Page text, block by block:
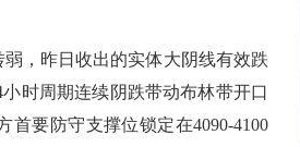
，昨日收出的实体大阴线有效跌
时周期连续阴跌带动布林带开口
要防守支撑位锁定在4090-4100